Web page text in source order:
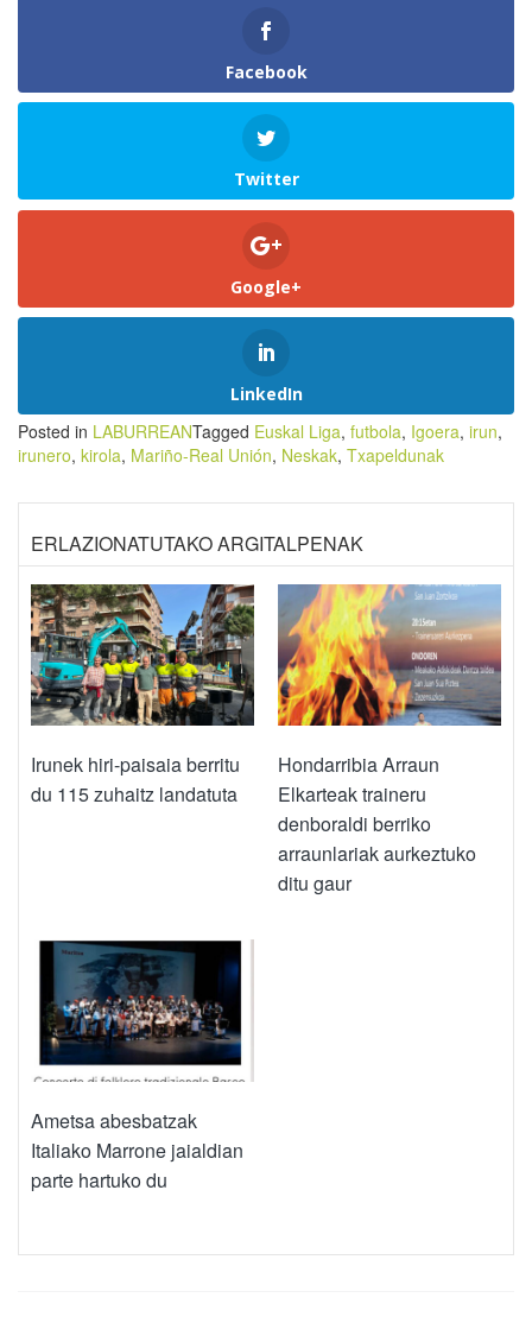
Facebook
Twitter
Google+
LinkedIn
Posted in LABURREANTagged Euskal Liga, futbola, Igoera, irun,
irunero, kirola, Mariño-Real Unión, Neskak, Txapeldunak
ERLAZIONATUTAKO ARGITALPENAK
Irunek hiri-paisaia berritu
du 115 zuhaitz landatuta
Hondarribia Arraun
Elkarteak traineru
denboraldi berriko
arraunlariak aurkeztuko
ditu gaur
Ametsa abesbatzak
Italiako Marrone jaialdian
parte hartuko du